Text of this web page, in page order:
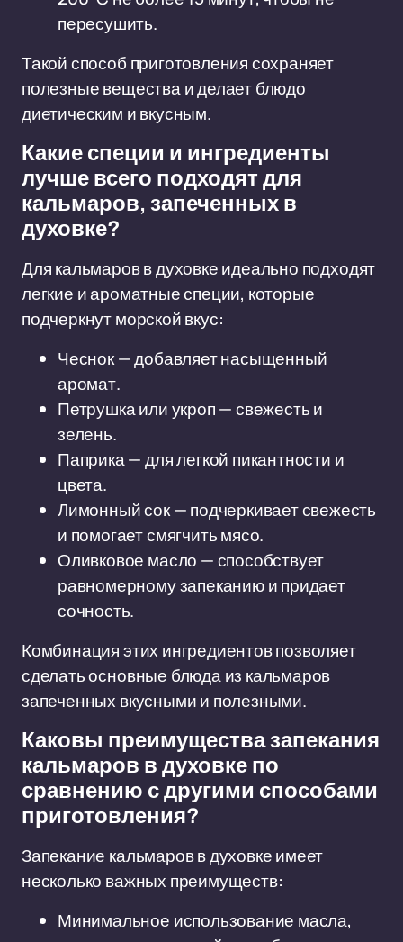
пересушить.
Такой способ приготовления сохраняет
полезные вещества и делает блюдо
диетическим и вкусным.
Какие специи и ингредиенты
лучше всего подходят для
кальмаров, запеченных в
духовке?
Для кальмаров в духовке идеально подходят
легкие и ароматные специи, которые
подчеркнут морской вкус:
Чеснок — добавляет насыщенный
аромат.
Петрушка или укроп — свежесть и
зелень.
Паприка — для легкой пикантности и
цвета.
Лимонный сок — подчеркивает свежесть
и помогает смягчить мясо.
Оливковое масло — способствует
равномерному запеканию и придает
сочность.
Комбинация этих ингредиентов позволяет
сделать основные блюда из кальмаров
запеченных вкусными и полезными.
Каковы преимущества запекания
кальмаров в духовке по
сравнению с другими способами
приготовления?
Запекание кальмаров в духовке имеет
несколько важных преимуществ:
Минимальное использование масла,